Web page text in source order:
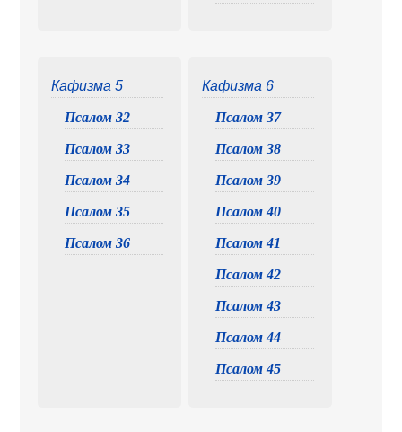
Кафизма 5
Псалом 32
Псалом 33
Псалом 34
Псалом 35
Псалом 36
Кафизма 6
Псалом 37
Псалом 38
Псалом 39
Псалом 40
Псалом 41
Псалом 42
Псалом 43
Псалом 44
Псалом 45